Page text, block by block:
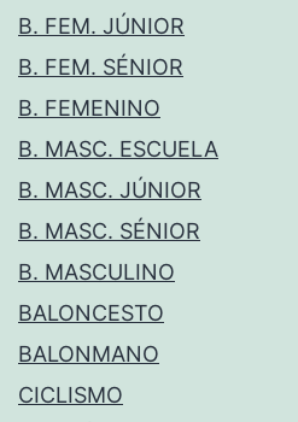
B. FEM. JÚNIOR
B. FEM. SÉNIOR
B. FEMENINO
B. MASC. ESCUELA
B. MASC. JÚNIOR
B. MASC. SÉNIOR
B. MASCULINO
BALONCESTO
BALONMANO
CICLISMO